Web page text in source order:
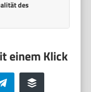
des
Telegram Buffer